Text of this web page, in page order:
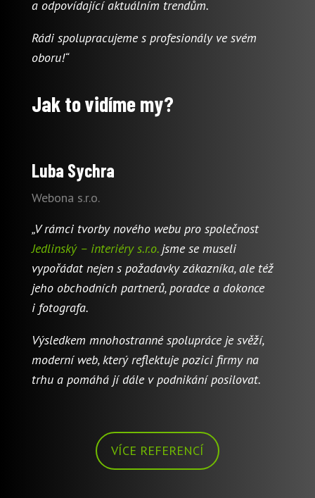
a odpovídající aktuálním trendům.
Rádi spolupracujeme s profesionály ve svém
oboru!“
Jak to vidíme my?
Luba Sychra
Webona s.r.o.
„V rámci tvorby nového webu pro společnost
Jedlinský – interiéry s.r.o.jsme se museli
vypořádat nejen s požadavky zákazníka, ale též
jeho obchodních partnerů, poradce a dokonce
i fotografa.
Výsledkem mnohostranné spolupráce je svěží,
moderní web, který reflektuje pozici firmy na
trhu a pomáhá jí dále v podnikání posilovat.
VÍCE REFERENCÍ